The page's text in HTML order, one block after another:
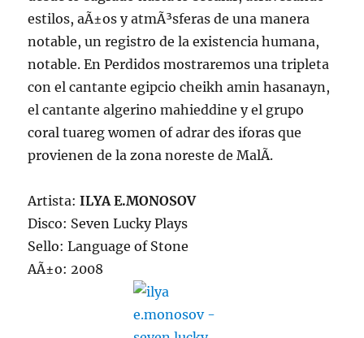
estilos, aÃ±os y atmÃ³sferas de una manera
notable, un registro de la existencia humana,
notable. En Perdidos mostraremos una tripleta
con el cantante egipcio cheikh amin hasanayn,
el cantante algerino mahieddine y el grupo
coral tuareg women of adrar des iforas que
provienen de la zona noreste de MalÃ­.
Artista:ILYA E.MONOSOV
Disco: Seven Lucky Plays
Sello: Language of Stone
AÃ±o: 2008